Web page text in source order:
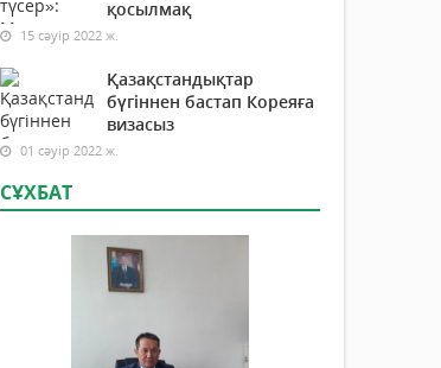
қосылмақ
15 сәуір 2022 ж.
Қазақстандықтар
бүгіннен бастап Кореяға
визасыз
01 сәуір 2022 ж.
СҰХБАТ